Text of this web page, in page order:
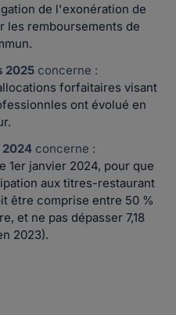
de l'exonération de
les remboursements de
2025 concerne :
forfaitaires visant
ont évolué en
2024 concerne :
1er janvier 2024, pour que
aux titres-restaurant
être comprise entre 50 %
et ne pas dépasser 7,18
2023).